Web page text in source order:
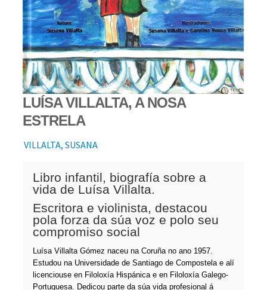
LUÍSA VILLALTA, A NOSA
ESTRELA
VILLALTA, SUSANA
Libro infantil, biografía sobre a
vida de Luísa Villalta.
Escritora e violinista, destacou
pola forza da súa voz e polo seu
compromiso social
Luísa Villalta Gómez naceu na Coruña no ano 1957.
Estudou na Universidade de Santiago de Compostela e alí
licenciouse en Filoloxía Hispánica e en Filoloxía Galego-
Portuguesa. Dedicou parte da súa vida profesional á